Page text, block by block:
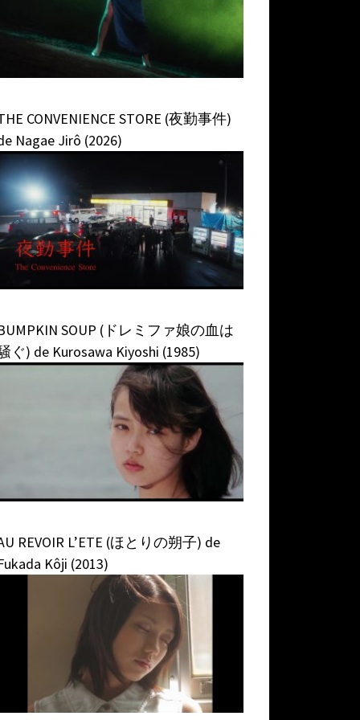
CONVENIENCE STORE (夜勤事件)
Nagae Jirô (2026)
SOUP (ドレミファ娘の血は
ぐ) de Kurosawa Kiyoshi (1985)
REVOIR L’ETE (ほとりの朔子) de
Kôji (2013)